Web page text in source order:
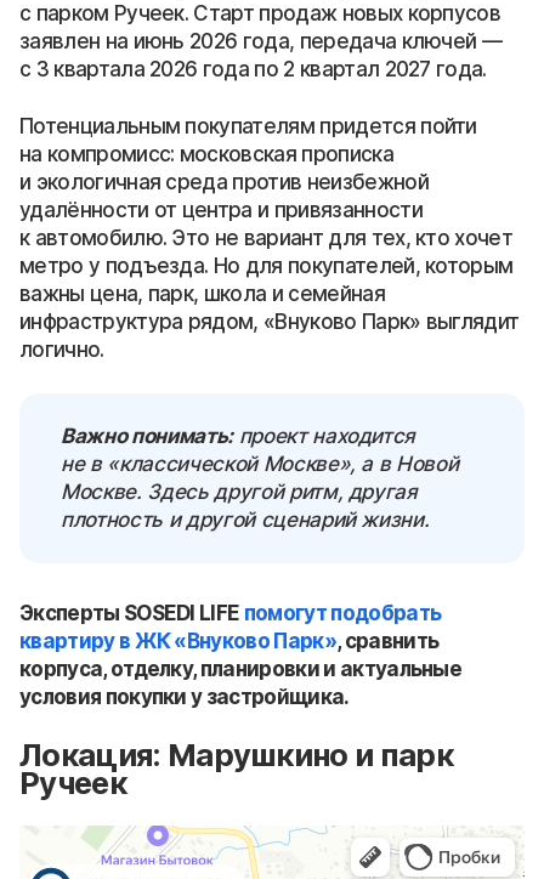
с парком Ручеек. Старт продаж новых корпусов
заявлен на июнь 2026 года, передача ключей —
с 3 квартала 2026 года по 2 квартал 2027 года.
Потенциальным покупателям придется пойти
на компромисс: московская прописка
и экологичная среда против неизбежной
удалённости от центра и привязанности
к автомобилю. Это не вариант для тех, кто хочет
метро у подъезда. Но для покупателей, которым
важны цена, парк, школа и семейная
инфраструктура рядом, «Внуково Парк» выглядит
логично.
Важно понимать:проект находится
не в «классической Москве», а в Новой
Москве. Здесь другой ритм, другая
плотность и другой сценарий жизни.
Эксперты SOSEDI LIFE помогут подобрать
квартиру в ЖК «Внуково Парк», сравнить
корпуса, отделку, планировки и актуальные
условия покупки у застройщика.
Локация: Марушкино и парк
Ручеек